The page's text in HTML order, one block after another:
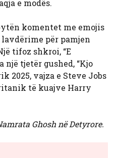
e modës.
komentet me emojis
për pamjen
tifoz shkroi, “E
një tjetër gushed, “Kjo
2025, vajza e Steve Jobs
të kuajve Harry
Ghosh në Detyrore.